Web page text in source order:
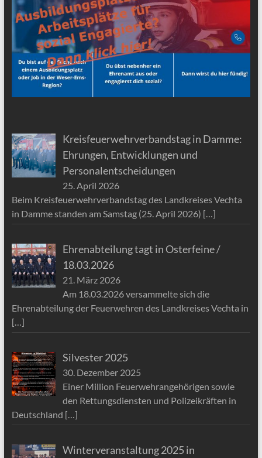
Kreisfeuerwehrverbandstag in Damme:
Ehrungen, Entwicklungen und
Personalentscheidungen
25. April 2026
Beim Kreisfeuerwehrverbandstag des Landkreises Vechta
in Damme standen am Samstag (25. April 2026) […]
Ehrenabteilung tagt in Osterfeine /
18.03.2026
21. März 2026
Am 18.03.2026 versammelte sich die
Ehrenabteilung der Feuerwehren des Landkreises Vechta in
[…]
Silvester 2025
30. Dezember 2025
Einer Million Feuerwehrangehörigen sowie
den Rettungsdiensten und Polizeikräften in
Deutschland […]
Winterveranstaltung 2025 in